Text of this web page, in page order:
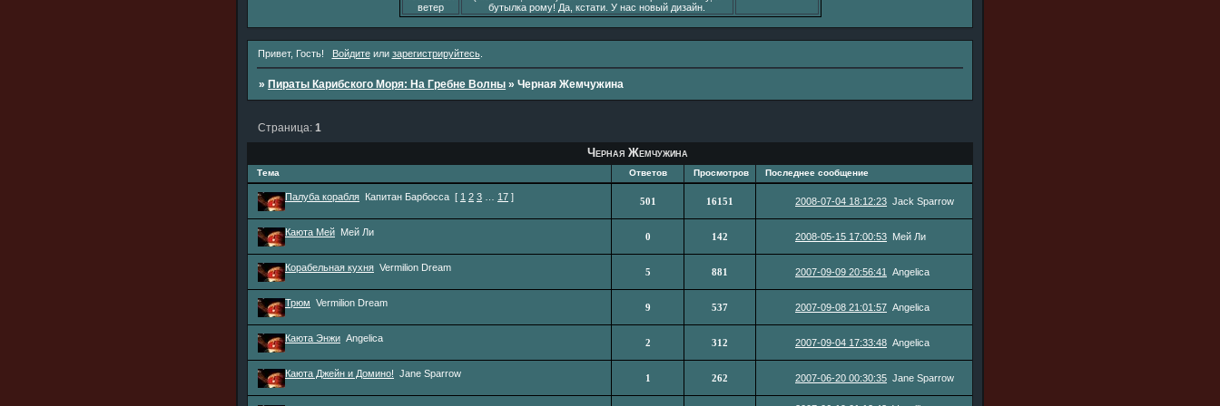
ветер
бутылка рому! Да, кстати. У нас новый дизайн.
Привет, Гость! Войдитеили зарегистрируйтесь.
» Пираты Карибского Моря: На Гребне Волны »Черная Жемчужина
Черная Жемчужина
Страница:1
Тема Ответов Просмотров Последнее сообщение
Палуба корабля Капитан Барбосса [ 1 2 3 17 ] 501 16151 2008-07-04 18:12:23 Jack Sparrow
Каюта Мей Мей Ли 0 142 2008-05-15 17:00:53 Мей Ли
Корабельная кухня Vermilion Dream 5 881 2007-09-09 20:56:41 Angelica
Трюм Vermilion Dream 9 537 2007-09-08 21:01:57 Angelica
Каюта Энжи Angelica 2 312 2007-09-04 17:33:48 Angelica
Каюта Джейн и Домино! Jane Sparrow 1 262 2007-06-20 00:30:35 Jane Sparrow